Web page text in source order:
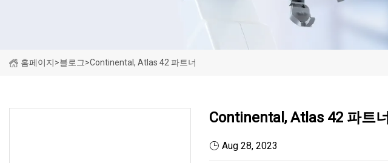
홈페이지>블로그>Continental, Atlas 42 파트너
Continental, Atlas 42 파트너
Aug 28, 2023